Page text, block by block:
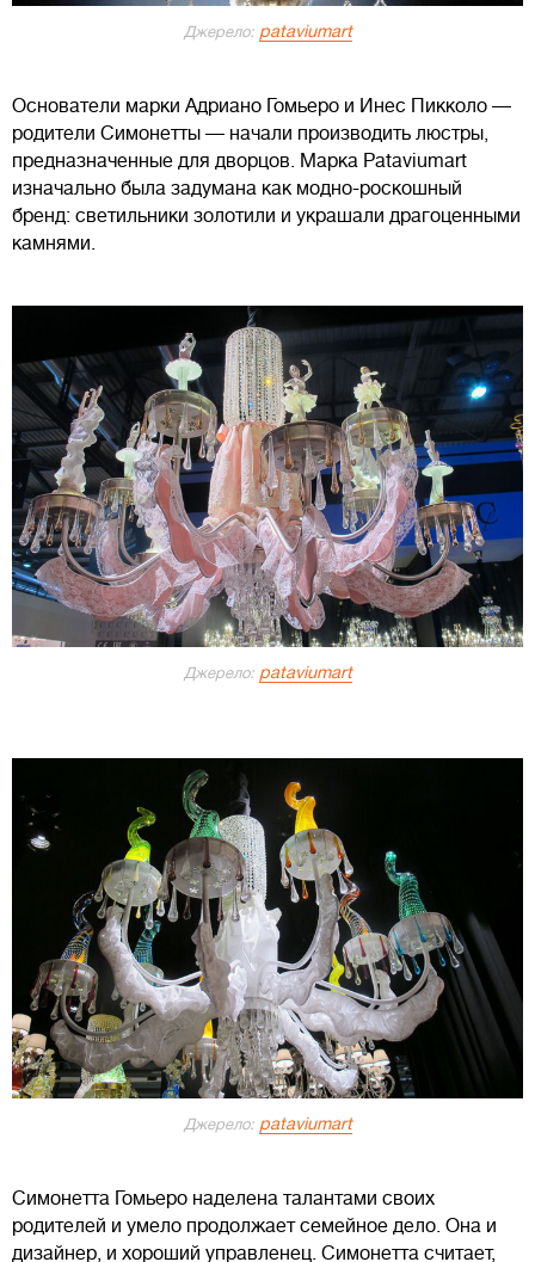
Джерело: pataviumart
Основатели марки Адриано Гомьеро и Инес Пикколо —
родители Cимонетты — начали производить люстры,
предназначенные для дворцов. Марка Pataviumart
изначально была задумана как модно-роскошный
бренд: светильники золотили и украшали драгоценными
камнями.
Джерело: pataviumart
Джерело: pataviumart
Cимонетта Гомьеро наделена талантами своих
родителей и умело продолжает семейное дело. Она и
дизайнер, и хороший управленец. Cимонетта считает,